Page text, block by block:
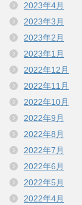
2023年4月
2023年3月
2023年2月
2023年1月
2022年12月
2022年11月
2022年10月
2022年9月
2022年8月
2022年7月
2022年6月
2022年5月
2022年4月